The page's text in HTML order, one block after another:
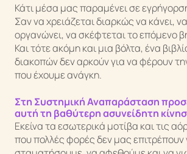
Κάτι μέσα μας παραμένει σε
Σαν να χρειάζεται διαρκώς να κάνει,
οργανώνει, να σκέφτεται το επόμενο
Και τότε ακόμη και μια βόλτα, ένα
διακοπών δεν αρκούν για να φέρουν
που έχουμε ανάγκη.
Στη Συστημική Αναπαράσταση
αυτή τη βαθύτερη ασυνείδητη
Εκείνα τα εσωτερικά μοτίβα και τις
που πολλές φορές δεν μας επιτρέπουν